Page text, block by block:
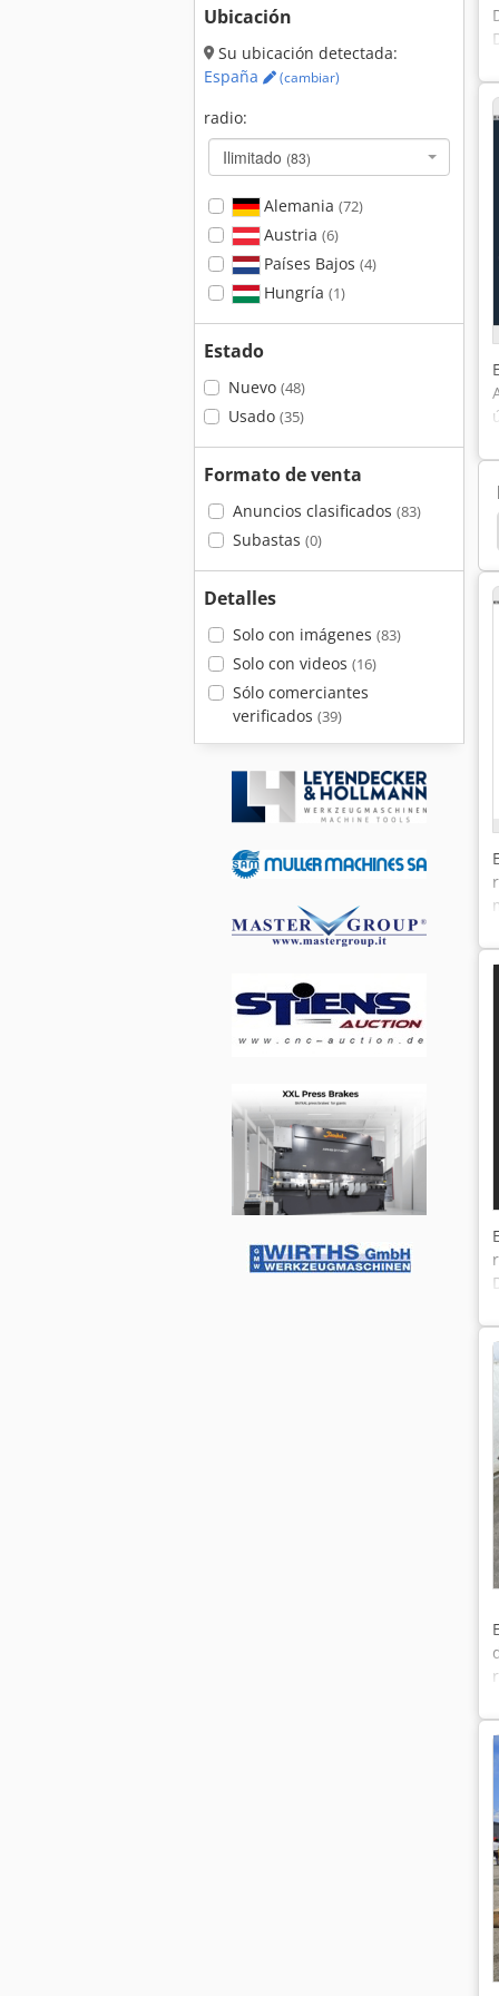
Ubicación
Su ubicación detectada:
España
(cambiar)
radio:
Ilimitado (83)
Alemania (72)
Austria (6)
Países Bajos (4)
Hungría (1)
Estado
Nuevo (48)
Usado (35)
Formato de venta
Anuncios clasificados (83)
Subastas (0)
Detalles
Solo con imágenes (83)
Solo con videos (16)
Sólo comerciantes
verificados (39)